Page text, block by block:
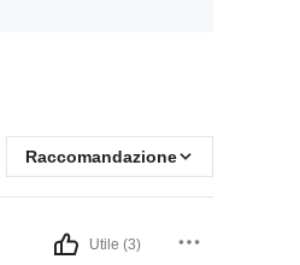
Raccomandazione
Utile (3)